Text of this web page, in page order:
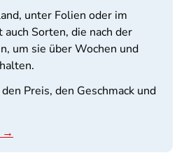
unter Folien oder im
auch Sorten, die nach der
um sie über Wochen und
Preis, den Geschmack und
→